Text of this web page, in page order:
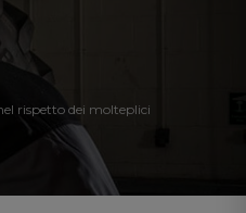
rispetto dei molteplici